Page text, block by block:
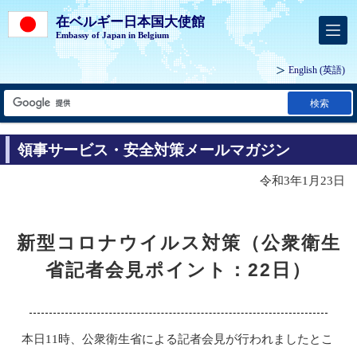
在ベルギー日本国大使館
Embassy of Japan in Belgium
English (英語)
検索
領事サービス・安全対策メールマガジン
令和3年1月23日
新型コロナウイルス対策（公衆衛生
省記者会見ポイント：22日）
本日11時、公衆衛生省による記者会見が行われましたとこ